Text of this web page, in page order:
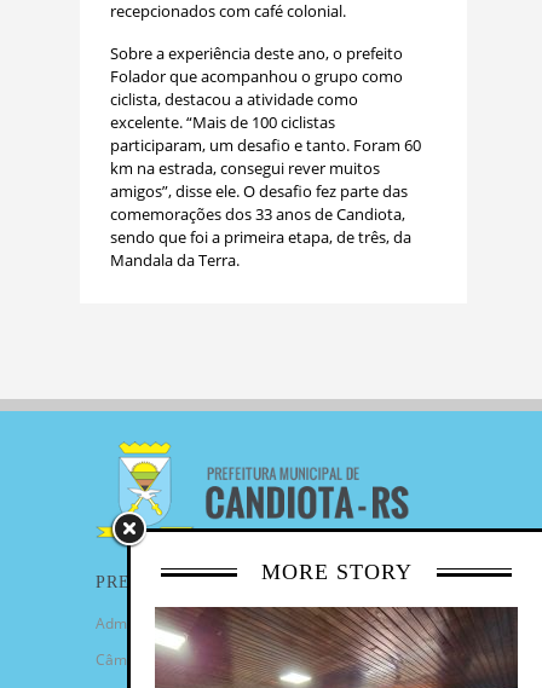
recepcionados com café colonial.
Sobre a experiência deste ano, o prefeito
Folador que acompanhou o grupo como
ciclista, destacou a atividade como
excelente. “Mais de 100 ciclistas
participaram, um desafio e tanto. Foram 60
km na estrada, consegui rever muitos
amigos”, disse ele. O desafio fez parte das
comemorações dos 33 anos de Candiota,
sendo que foi a primeira etapa, de três, da
Mandala da Terra.
MORE STORY
PREFEITURA
Administração Municipal
Câmara de Vereadores